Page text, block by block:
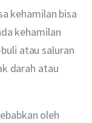
kehamilan bisa
kehamilan
atau saluran
darah atau
oleh